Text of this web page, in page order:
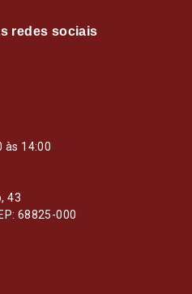
redes sociais
às 14:00
43
68825-000